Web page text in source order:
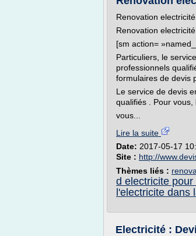
Renovation
Renovation
[sm action=
Particuliers, le
professionnels
formulaires de devis
Le service de devis
qualifiés . Pour
vous...
Lire la suite
Date: 2017-05-17
Site : http://
Thèmes liés :
d electricite pour
l'electricite dans
Electricité :